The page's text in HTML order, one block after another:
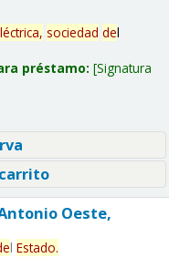
sociedad del
préstamo: Signatura
Oeste,
l Estado.